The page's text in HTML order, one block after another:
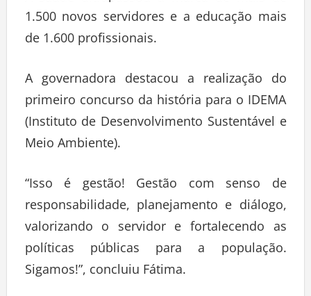
1.500 novos servidores e a educação mais
de 1.600 profissionais.
A governadora destacou a realização do
primeiro concurso da história para o IDEMA
(Instituto de Desenvolvimento Sustentável e
Meio Ambiente).
“Isso é gestão! Gestão com senso de
responsabilidade, planejamento e diálogo,
valorizando o servidor e fortalecendo as
políticas públicas para a população.
Sigamos!”, concluiu Fátima.